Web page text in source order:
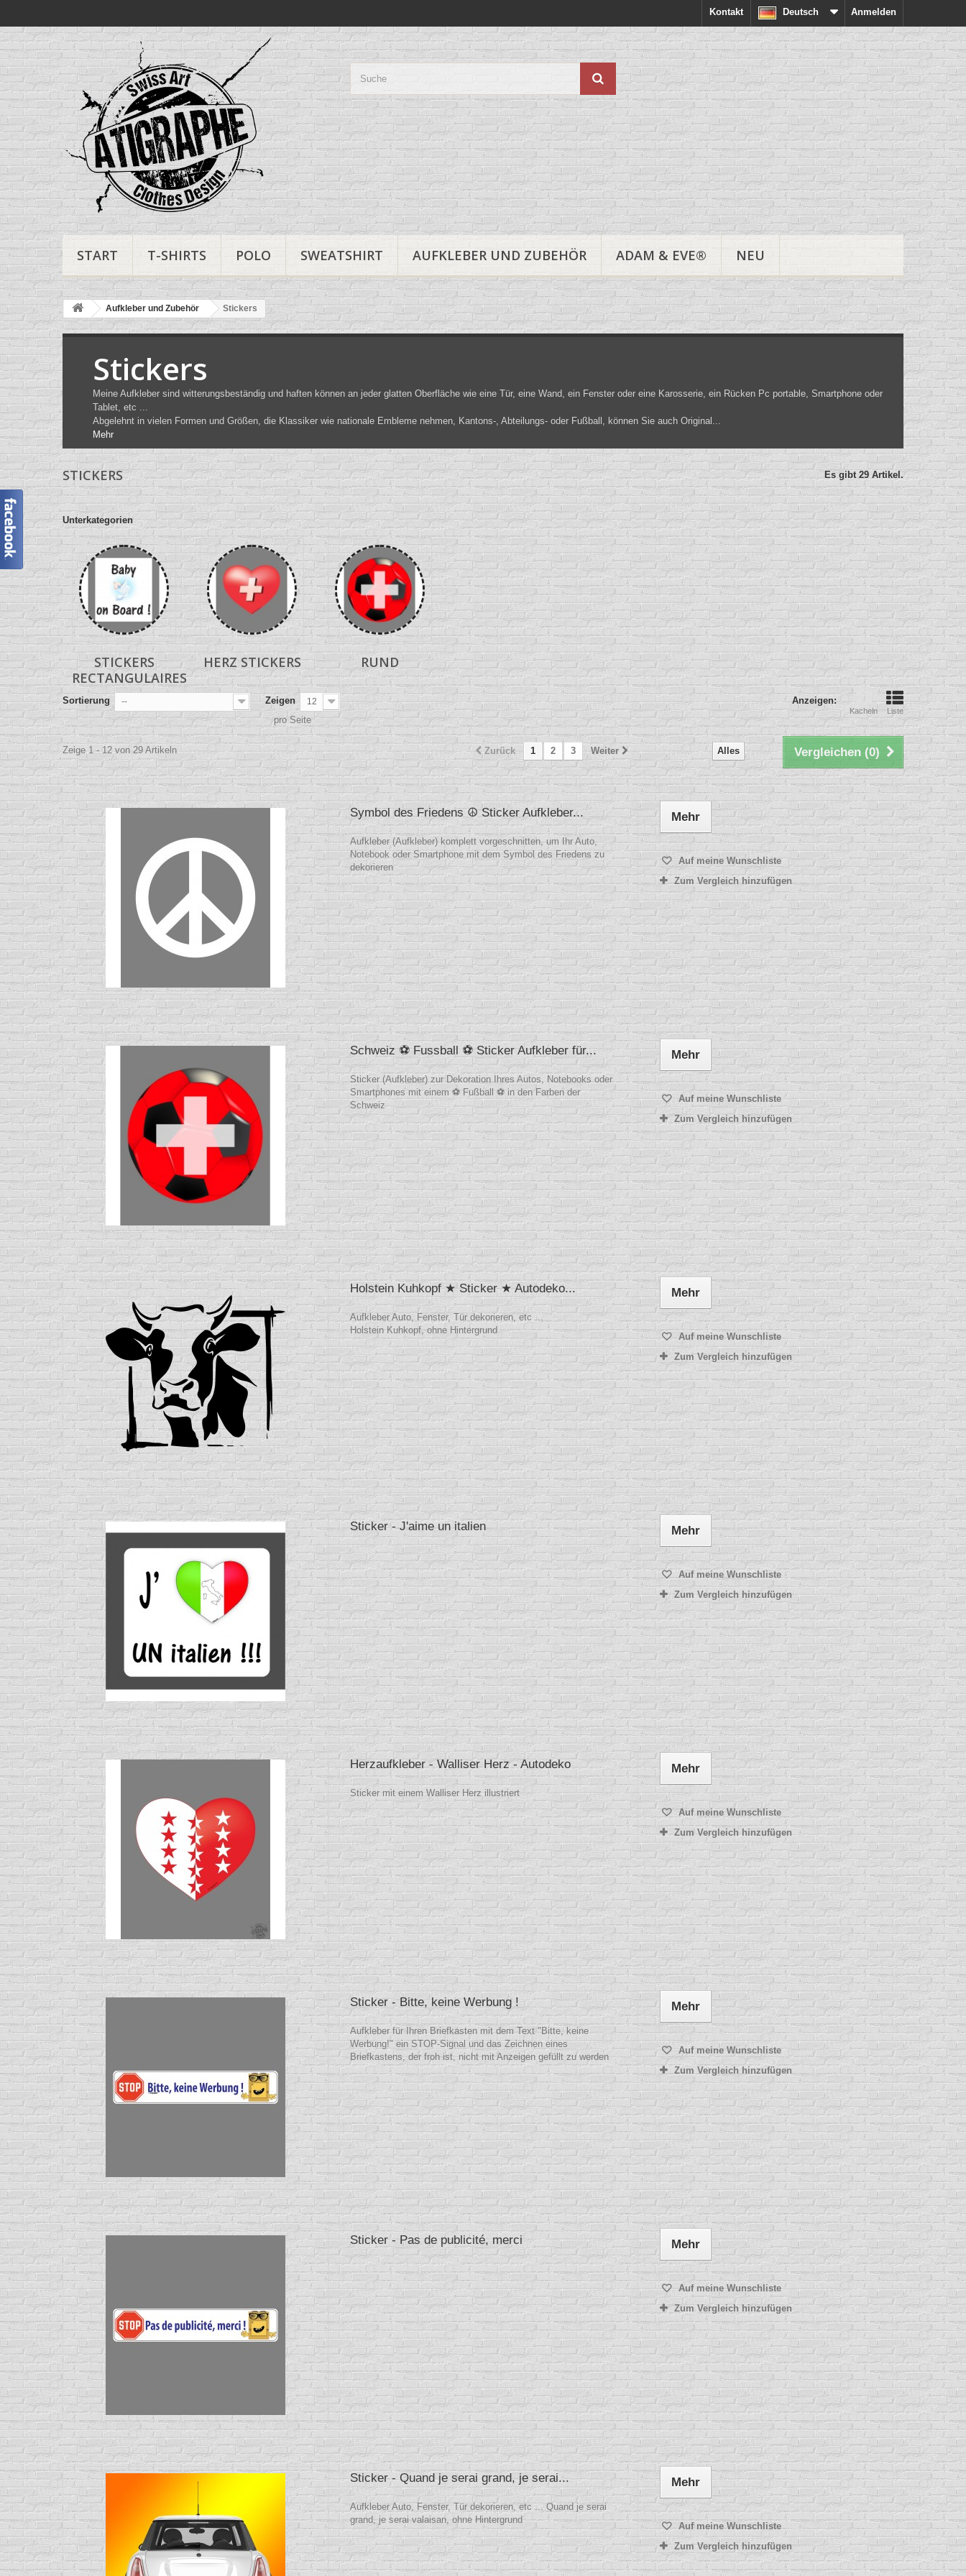
Anmelden
Deutsch
Kontakt
START T-SHIRTS POLO SWEATSHIRT AUFKLEBER UND ZUBEHÖR ADAM & EVE® NEU
Aufkleber und Zubehör Stickers
Stickers
Meine Aufkleber sind witterungsbeständig und haften können an jeder glatten Oberfläche wie eine Tür, eine Wand, ein Fenster oder eine Karosserie, ein Rücken Pc portable, Smartphone oder
Tablet, etc ...
Abgelehnt in vielen Formen und Größen, die Klassiker wie nationale Embleme nehmen, Kantons-, Abteilungs- oder Fußball, können Sie auch Original...
Mehr
STICKERS Es gibt 29 Artikel.
Unterkategorien
STICKERS
RECTANGULAIRES
HERZ STICKERS RUND
Anzeigen:
Kacheln Liste
Sortierung -- Zeigen 12
pro Seite
Vergleichen (0)
Alles
Zurück 1 2 3 Weiter
Zeige 1 - 12 von 29 Artikeln
Symbol des Friedens ☮ Sticker Aufkleber...
Aufkleber (Aufkleber) komplett vorgeschnitten, um Ihr Auto,
Notebook oder Smartphone mit dem Symbol des Friedens zu
dekorieren
Mehr
Auf meine Wunschliste
Zum Vergleich hinzufügen
Schweiz ⚽ Fussball ⚽ Sticker Aufkleber für...
Sticker (Aufkleber) zur Dekoration Ihres Autos, Notebooks oder
Smartphones mit einem ⚽ Fußball ⚽ in den Farben der
Schweiz
Mehr
Auf meine Wunschliste
Zum Vergleich hinzufügen
Holstein Kuhkopf ★ Sticker ★ Autodeko...
Aufkleber Auto, Fenster, Tür dekorieren, etc ...
Holstein Kuhkopf, ohne Hintergrund
Mehr
Auf meine Wunschliste
Zum Vergleich hinzufügen
Sticker - J'aime un italien Mehr
Auf meine Wunschliste
Zum Vergleich hinzufügen
Herzaufkleber - Walliser Herz - Autodeko
Sticker mit einem Walliser Herz illustriert
Mehr
Auf meine Wunschliste
Zum Vergleich hinzufügen
Sticker - Bitte, keine Werbung !
Aufkleber für Ihren Briefkasten mit dem Text "Bitte, keine
Werbung!" ein STOP-Signal und das Zeichnen eines
Briefkastens, der froh ist, nicht mit Anzeigen gefüllt zu werden
Mehr
Auf meine Wunschliste
Zum Vergleich hinzufügen
Sticker - Pas de publicité, merci Mehr
Auf meine Wunschliste
Zum Vergleich hinzufügen
Sticker - Quand je serai grand, je serai...
Aufkleber Auto, Fenster, Tür dekorieren, etc ... Quand je serai
grand, je serai valaisan, ohne Hintergrund
Mehr
Auf meine Wunschliste
Zum Vergleich hinzufügen